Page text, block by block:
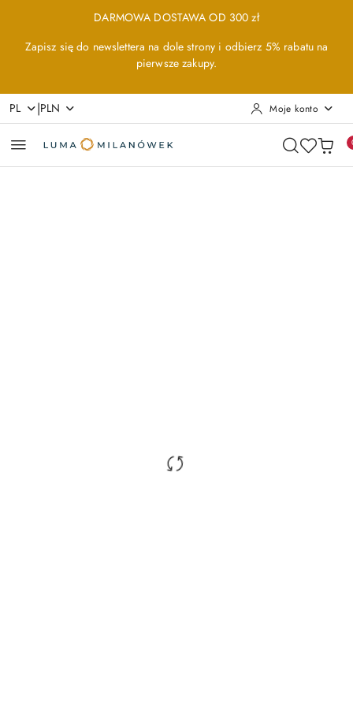
Przejdź do treści głównej
Przejdź do wyszukiwarki
Przejdź do moje konto
Przejdź do menu głównego
Przejdź do opisu produktu
Przejdź do stopkiDARMOWA DOSTAWA OD 300 zł
Zapisz się do newslettera na dole strony i odbierz 5% rabatu na
pierwsze zakupy.
PL |PLN Moje konto